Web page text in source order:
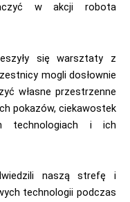
w akcji robota
się warsztaty z
mogli dosłownie
własne przestrzenne
pokazów, ciekawostek
technologiach i ich
naszą strefę i
technologii podczas